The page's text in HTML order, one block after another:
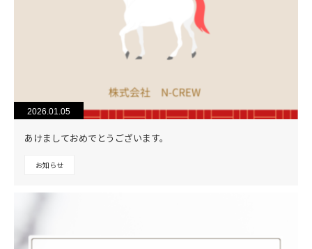
2026.01.05
あけましておめでとうございます。
お知らせ